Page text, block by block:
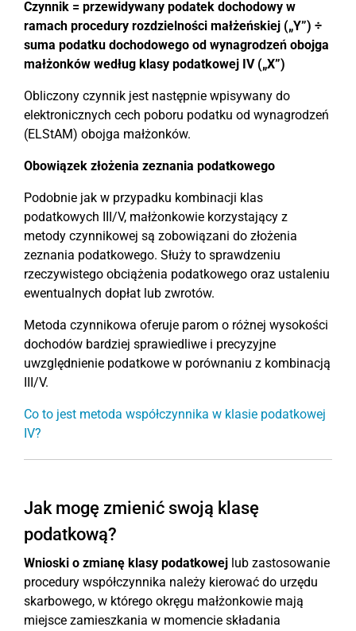
Czynnik = przewidywany podatek dochodowy w
ramach procedury rozdzielności małżeńskiej („Y”) ÷
suma podatku dochodowego od wynagrodzeń obojga
małżonków według klasy podatkowej IV („X”)
Obliczony czynnik jest następnie wpisywany do
elektronicznych cech poboru podatku od wynagrodzeń
(ELStAM) obojga małżonków.
Obowiązek złożenia zeznania podatkowego
Podobnie jak w przypadku kombinacji klas
podatkowych III/V, małżonkowie korzystający z
metody czynnikowej są zobowiązani do złożenia
zeznania podatkowego. Służy to sprawdzeniu
rzeczywistego obciążenia podatkowego oraz ustaleniu
ewentualnych dopłat lub zwrotów.
Metoda czynnikowa oferuje parom o różnej wysokości
dochodów bardziej sprawiedliwe i precyzyjne
uwzględnienie podatkowe w porównaniu z kombinacją
III/V.
Co to jest metoda współczynnika w klasie podatkowej
IV?
Jak mogę zmienić swoją klasę
podatkową?
Wnioski o zmianę klasy podatkowej lub zastosowanie
procedury współczynnika należy kierować do urzędu
skarbowego, w którego okręgu małżonkowie mają
miejsce zamieszkania w momencie składania